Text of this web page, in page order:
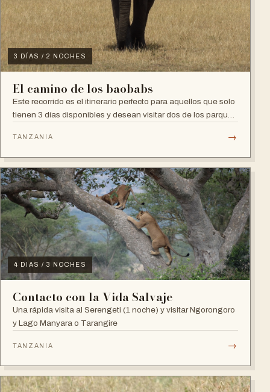
3 DÍAS / 2 NOCHES
El camino de los baobabs
Este recorrido es el itinerario perfecto para aquellos que solo
tienen 3 días disponibles y desean visitar dos de los parques
TANZANIA →
4 DIAS / 3 NOCHES
Contacto con la Vida Salvaje
Una rápida visita al Serengeti (1 noche) y visitar Ngorongoro
y Lago Manyara o Tarangire
TANZANIA →